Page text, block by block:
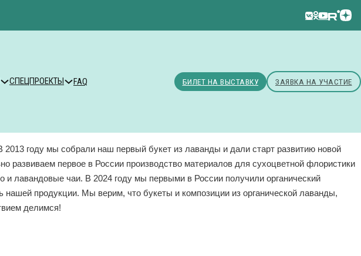
СПЕЦПРОЕКТЫ FAQ БИЛЕТ НА ВЫСТАВКУ ЗАЯВКА НА УЧАСТИЕ
году мы собрали наш первый букет из лаванды и дали старт развитию новой
развиваем первое в России производство материалов для сухоцветной флористики
лавандовые чаи. В 2024 году мы первыми в России получили органический
продукции. Мы верим, что букеты и композиции из органической лаванды,
делимся!